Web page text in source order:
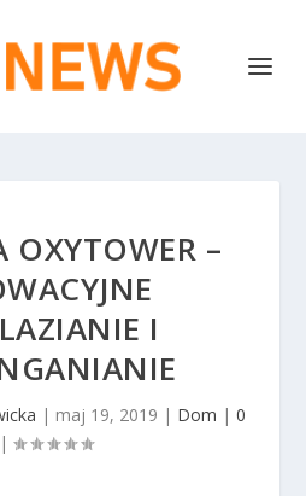
OXYTOWER –
I
| maj 19, 2019 | Dom | 0
|